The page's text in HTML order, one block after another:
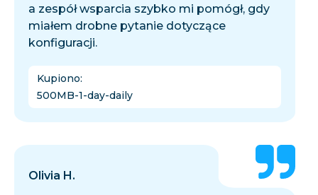
a zespół wsparcia szybko mi pomógł, gdy
miałem drobne pytanie dotyczące
konfiguracji.
Kupiono:
500MB-1-day-daily
Olivia H.